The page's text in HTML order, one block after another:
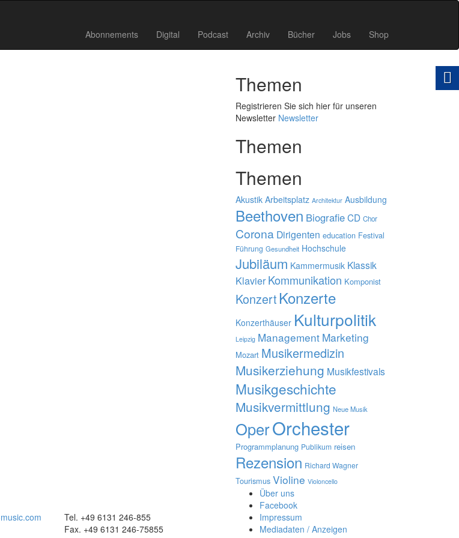
Abonnements Digital Podcast Archiv Bücher Jobs Shop
Themen
Registrieren Sie sich hier für unseren
Newsletter Newsletter
Themen
Themen
Akustik Arbeitsplatz Architektur Ausbildung
Beethoven BiografieCD Chor
Corona Dirigenten education Festival
Führung Gesundheit Hochschule
Jubiläum Kammermusik Klassik
Klavier Kommunikation Komponist
Konzert Konzerte
Konzerthäuser Kulturpolitik
Leipzig Management Marketing
Mozart Musikermedizin
Musikerziehung Musikfestivals
Musikgeschichte
Musikvermittlung Neue Musik
OperOrchester
Programmplanung Publikum reisen
Rezension Richard Wagner
Tourismus Violine Violoncello
Tel. +49 6131 246-855
Fax. +49 6131 246-75855
Über uns
Facebook
Impressum
Mediadaten / Anzeigen